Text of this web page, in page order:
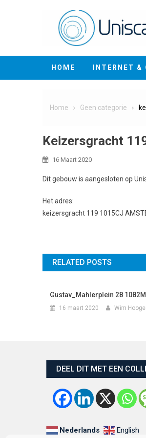
HOME INTERNET &
Home Geen categorie
Keizersgracht
16 Maart 2020
Dit gebouw is aangesloten op
Het adres:
keizersgracht 119 1015CJ
RELATED POSTS
Gustav_Mahlerplein 28
16 maart 2020 Wim
DEEL DIT MET EEN
Nederlands English